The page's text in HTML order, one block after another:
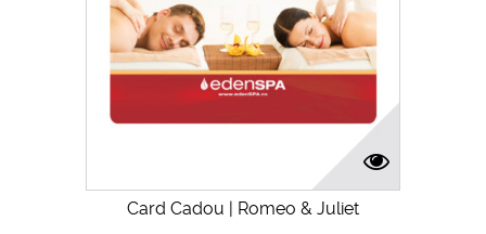
Card Cadou | Romeo & Juliet